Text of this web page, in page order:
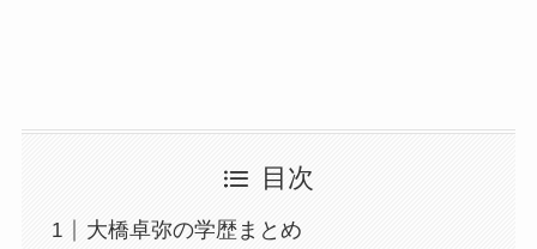
目次
大橋卓弥の学歴まとめ